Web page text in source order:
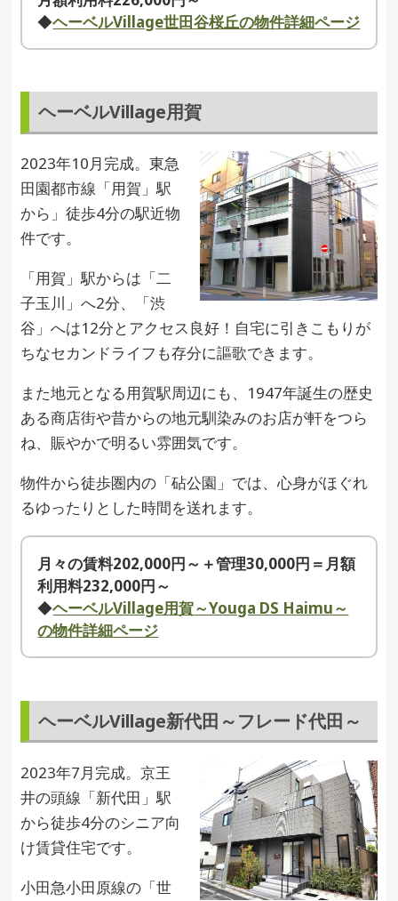
◆ヘーベルVillage世田谷桜丘の物件詳細ページ
ヘーベルVillage用賀
2023年10月完成。東急
田園都市線「用賀」駅
から」徒歩4分の駅近物
件です。
「用賀」駅からは「二
子玉川」へ2分、「渋
谷」へは12分とアクセス良好！自宅に引きこもりが
ちなセカンドライフも存分に謳歌できます。
また地元となる用賀駅周辺にも、1947年誕生の歴史
ある商店街や昔からの地元馴染みのお店が軒をつら
ね、賑やかで明るい雰囲気です。
物件から徒歩圏内の「砧公園」では、心身がほぐれ
るゆったりとした時間を送れます。
月々の賃料202,000円～＋管理30,000円＝月額
利用料232,000円～
◆ヘーベルVillage用賀～Youga DS Haimu～
の物件詳細ページ
ヘーベルVillage新代田～フレード代田～
2023年7月完成。京王
井の頭線「新代田」駅
から徒歩4分のシニア向
け賃貸住宅です。
小田急小田原線の「世